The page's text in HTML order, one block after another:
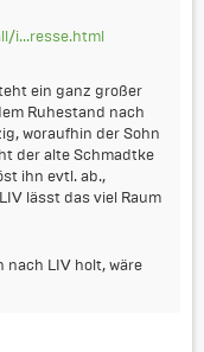
i...resse.html
ein ganz großer
Ruhestand nach
woraufhin der Sohn
der alte Schmadtke
ihn evtl. ab.,
lässt das viel Raum
nach LIV holt, wäre